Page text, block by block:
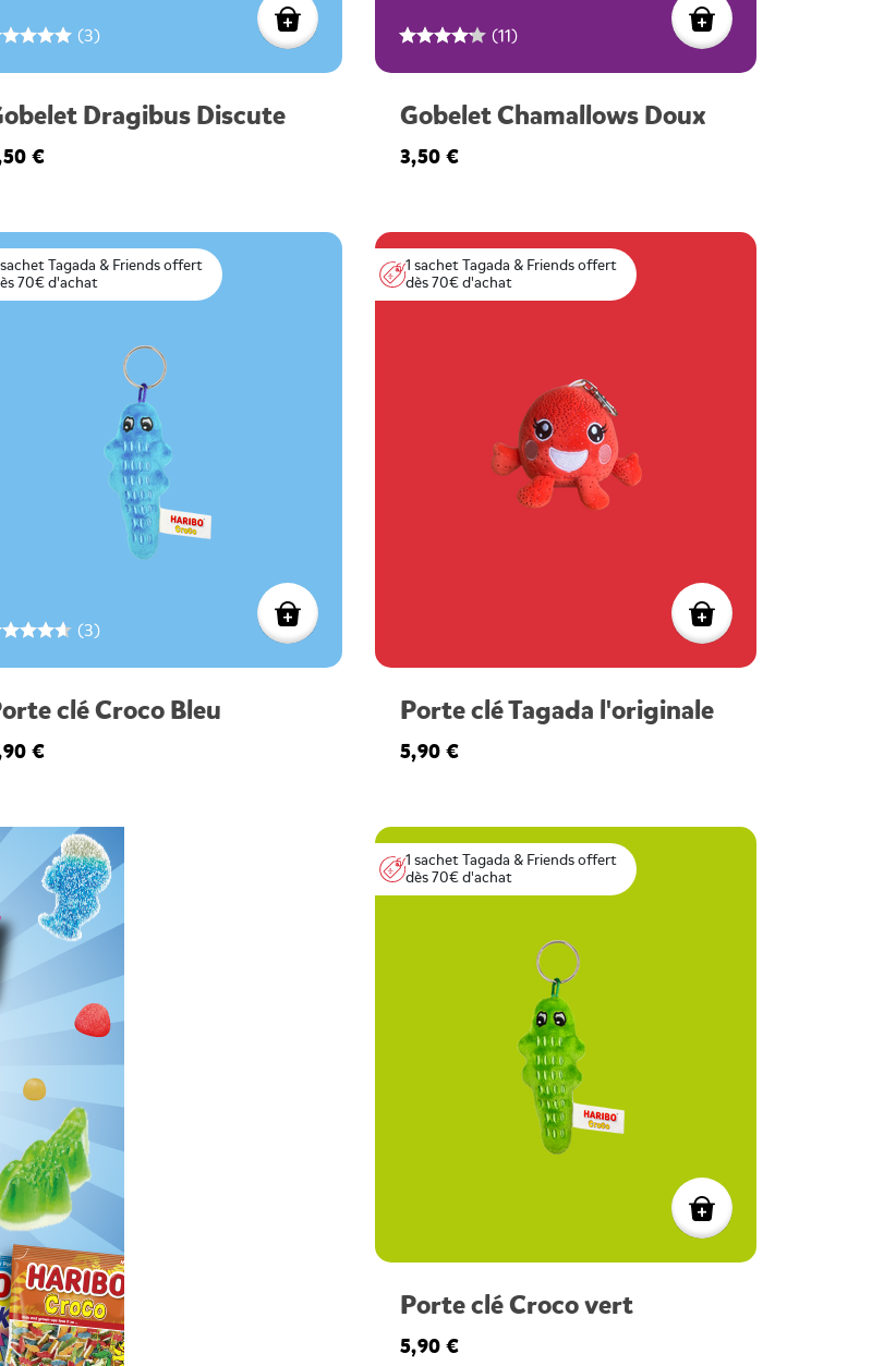
(3)
Dragibus Discute
€
(11)
Gobelet Chamallows Doux
3,50 €
(3)
sachet Tagada & Friends offert
70€ d'achat
clé Croco Bleu
€
1 sachet Tagada & Friends offert
dès 70€ d'achat
Porte clé Tagada l'originale
5,90 €
1 sachet Tagada & Friends offert
dès 70€ d'achat
Porte clé Croco vert
5,90 €